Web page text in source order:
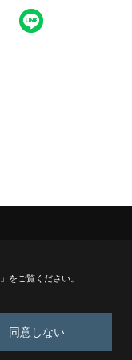
」をご覧ください。
同意しない